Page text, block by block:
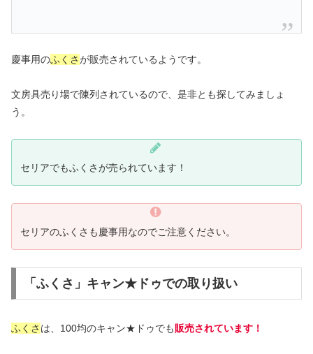
慶事用のふくさが販売されているようです。
文房具売り場で陳列されているので、是非とも探してみましょ
う。
セリアでもふくさが売られています！
セリアのふくさも慶事用なのでご注意ください。
「ふくさ」キャン★ドゥでの取り扱い
ふくさ は、100均のキャン★ドゥでも 販売されています！